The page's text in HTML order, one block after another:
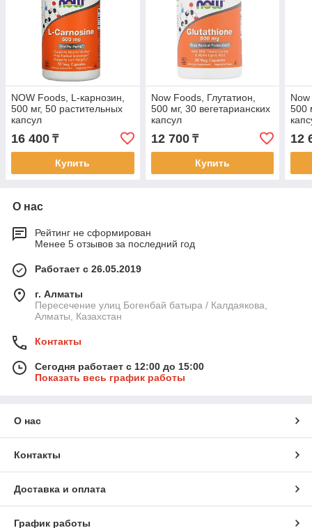
NOW Foods, L-карнозин,
500 мг, 50 растительных
капсул
16 400 ₸
Купить
Now Foods, Глутатион,
500 мг, 30 вегетарианских
капсул
12 700₸
Купить
500
12
О нас
Рейтинг не сформирован
Менее 5 отзывов за последний год
Работает с 26.05.2019
г. Алматы
Пересечение улиц Богенбай батыра / Калдаякова,
Алматы, Казахстан
Контакты
Сегодня работает с 12:00 до 15:00
Показать весь график работы
О нас
Контакты
Доставка и оплата
График работы